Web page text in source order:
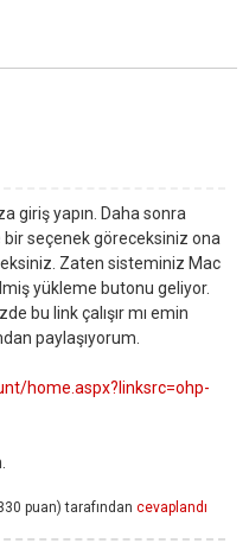
giriş yapın. Daha sonra
seçenek göreceksiniz ona
Zaten sisteminiz Mac
yükleme butonu geliyor.
bu link çalışır mı emin
paylaşıyorum.
home.aspx?linksrc=ohp-
puan) tarafından cevaplandı